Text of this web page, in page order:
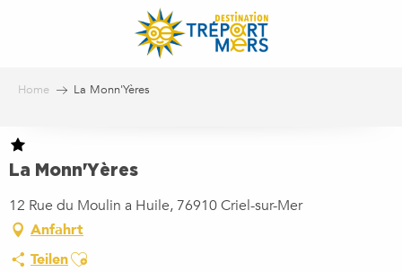
Home La Monn'Yères
La Monn'Yères
12 Rue du Moulin a Huile, 76910 Criel-sur-Mer
Anfahrt
TeilenAjouter aux favoris